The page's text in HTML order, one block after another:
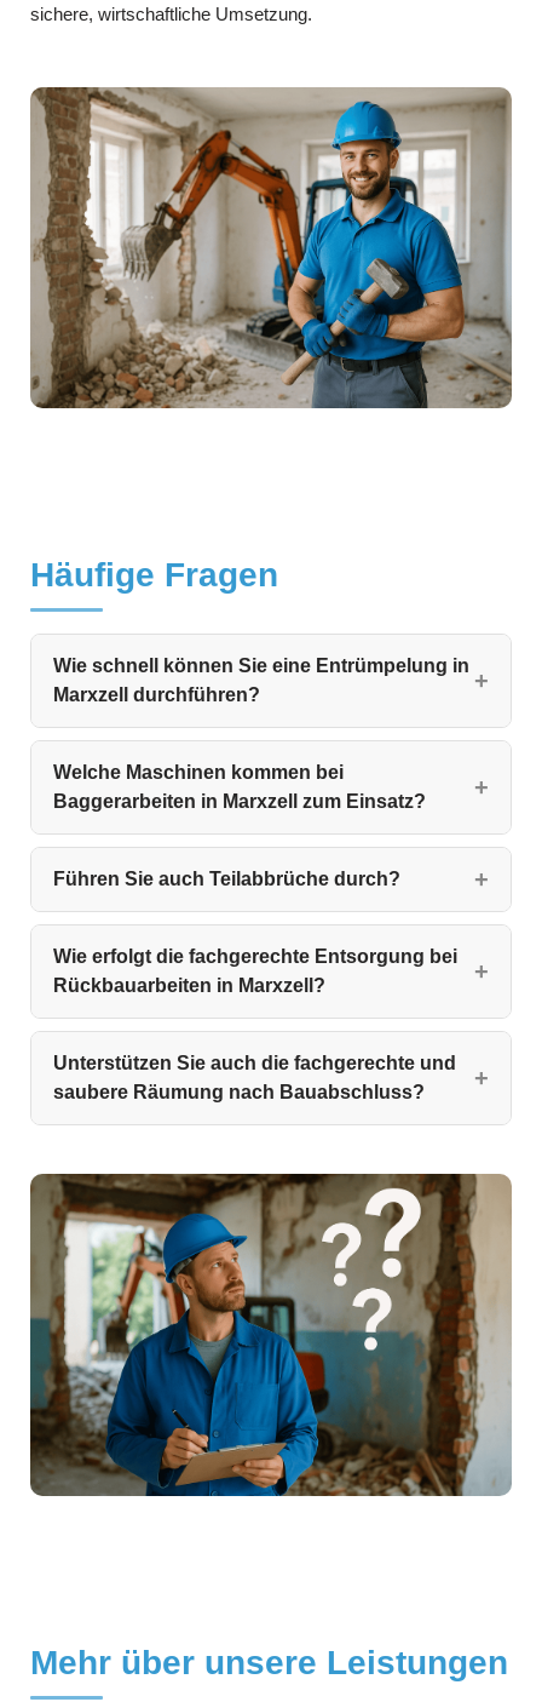
sichere, wirtschaftliche Umsetzung.
Häufige Fragen
Wie schnell können Sie eine Entrümpelung in
Marxzell durchführen?
Welche Maschinen kommen bei
Baggerarbeiten in Marxzell zum Einsatz?
Führen Sie auch Teilabbrüche durch?
Wie erfolgt die fachgerechte Entsorgung bei
Rückbauarbeiten in Marxzell?
Unterstützen Sie auch die fachgerechte und
saubere Räumung nach Bauabschluss?
Mehr über unsere Leistungen